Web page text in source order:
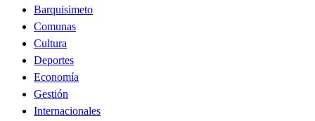
Barquisimeto
Comunas
Cultura
Deportes
Economía
Gestión
Internacionales